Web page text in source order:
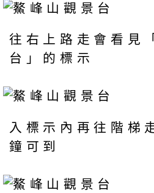
往右上路走會看見
台」的標示
入標示內再往階梯
鐘可到